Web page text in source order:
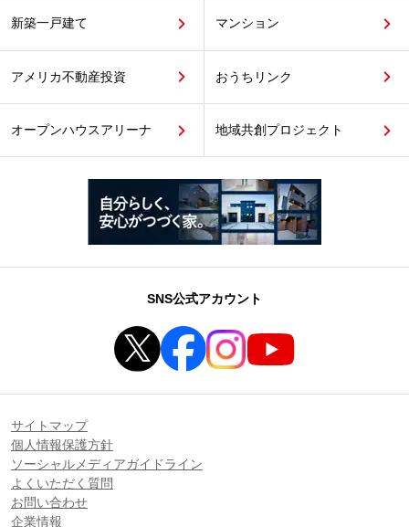
新築一戸建て マンション
アメリカ不動産投資 おうちリンク
オープンハウスアリーナ 地域共創プロジェクト
SNS公式アカウント
サイトマップ
個人情報保護方針
ソーシャルメディアガイドライン
よくいただく質問
お問い合わせ
企業情報